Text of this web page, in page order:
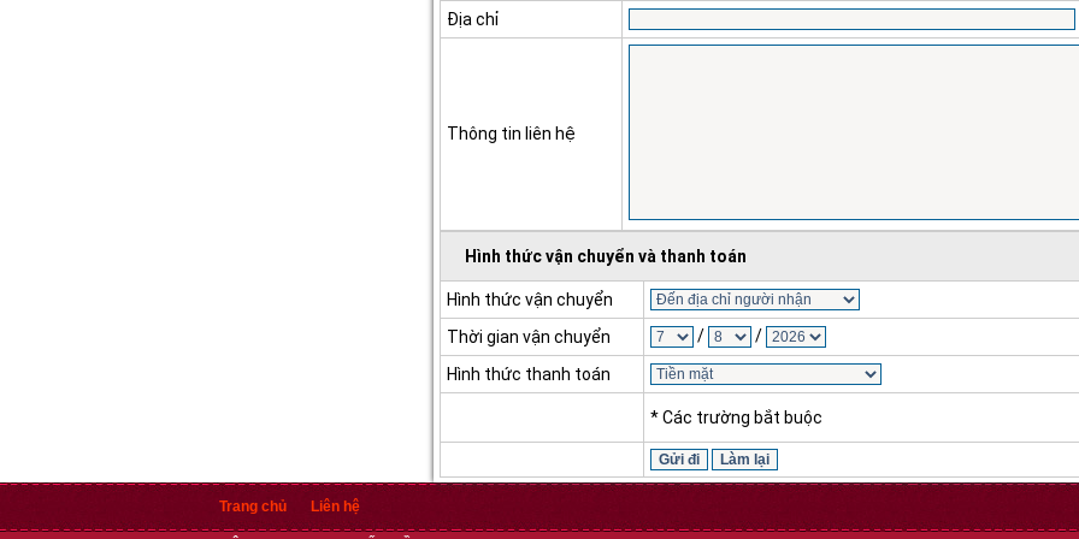
Địa chỉ
Thông tin liên hệ
Hình thức vận chuyển và thanh toán
Hình thức vận chuyển
Thời gian vận chuyển
/
/
Hình thức thanh toán
* Các trường bắt buộc
Trang chủ Liên hệ